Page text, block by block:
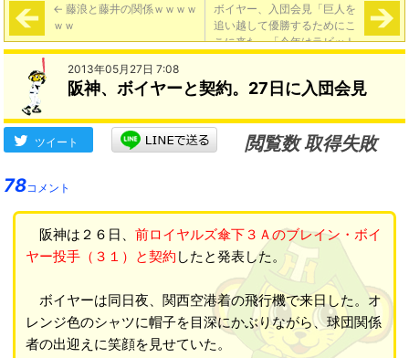
← 藤浪と藤井の関係ｗｗｗｗ
ｗｗ
ボイヤー、入団会見「巨人を
追い越して優勝するためにこ
こに来た」「今年はラビット
シーズンにしたいね」→
2013年05月27日 7:08
阪神、ボイヤーと契約。27日に入団会見
ツイート
閲覧数 取得失敗
78コメント
阪神は２６日、 前ロイヤルズ傘下３Ａのブレイン・ボイ
ヤー投手（３１）と契約 したと発表した。
ボイヤーは同日夜、関西空港着の飛行機で来日した。オ
レンジ色のシャツに帽子を目深にかぶりながら、球団関係
者の出迎えに笑顔を見せていた。